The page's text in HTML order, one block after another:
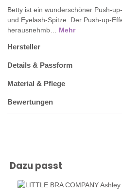
Betty ist ein wunderschöner Push-
und Eyelash-Spitze. Der Push-up-
herausnehmb… Mehr
Hersteller
Details & Passform
Material & Pflege
Bewertungen
Produktgalerie überspringen
Dazu passt